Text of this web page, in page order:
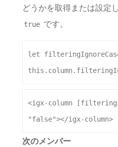
どうかを取得または設定
true です。
let
this . column.
<igx-column
"false"></igx-column>
次のメンバー